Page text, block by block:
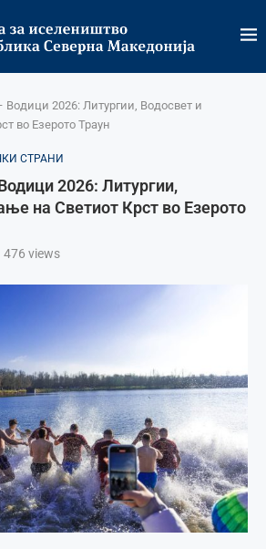
Водици 2026: Литургии, Водосвет и
во Езерото Траун
СТРАНИ
2026: Литургии,
на Светиот Крст во Езерото
476 views